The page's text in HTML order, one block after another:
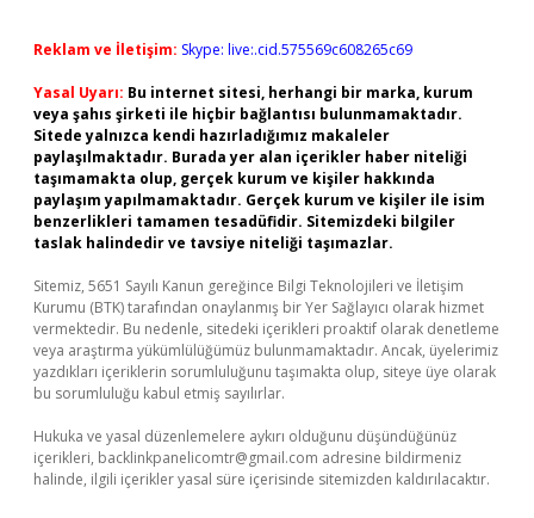
Reklam ve İletişim: Skype: live:.cid.575569c608265c69
Yasal Uyarı: Bu internet sitesi, herhangi bir marka, kurum
veya şahıs şirketi ile hiçbir bağlantısı bulunmamaktadır.
Sitede yalnızca kendi hazırladığımız makaleler
paylaşılmaktadır. Burada yer alan içerikler haber niteliği
taşımamakta olup, gerçek kurum ve kişiler hakkında
paylaşım yapılmamaktadır. Gerçek kurum ve kişiler ile isim
benzerlikleri tamamen tesadüfidir. Sitemizdeki bilgiler
taslak halindedir ve tavsiye niteliği taşımazlar.
Sitemiz, 5651 Sayılı Kanun gereğince Bilgi Teknolojileri ve İletişim
Kurumu (BTK) tarafından onaylanmış bir Yer Sağlayıcı olarak hizmet
vermektedir. Bu nedenle, sitedeki içerikleri proaktif olarak denetleme
veya araştırma yükümlülüğümüz bulunmamaktadır. Ancak, üyelerimiz
yazdıkları içeriklerin sorumluluğunu taşımakta olup, siteye üye olarak
bu sorumluluğu kabul etmiş sayılırlar.
Hukuka ve yasal düzenlemelere aykırı olduğunu düşündüğünüz
içerikleri, backlinkpanelicomtr@gmail.com adresine bildirmeniz
halinde, ilgili içerikler yasal süre içerisinde sitemizden kaldırılacaktır.